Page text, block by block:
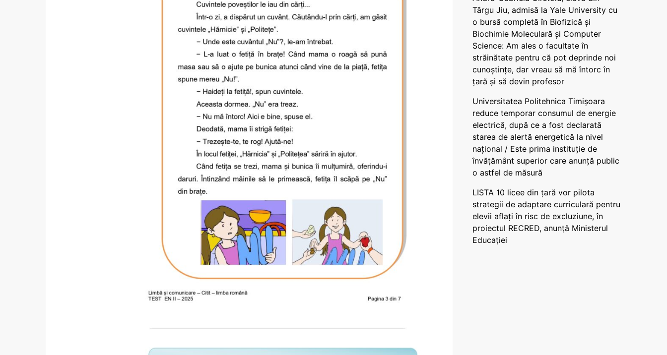
Târgu Jiu, admisă la Yale University cu
o bursă completă în Biofizică și
Biochimie Moleculară și Computer
Science: Am ales o facultate în
străinătate pentru că pot deprinde noi
cunoștințe, dar vreau să mă întorc în
țară și să devin profesor
Universitatea Politehnica Timișoara
reduce temporar consumul de energie
electrică, după ce a fost declarată
starea de alertă energetică la nivel
național / Este prima instituție de
învățământ superior care anunță public
o astfel de măsură
LISTA 10 licee din țară vor pilota
strategii de adaptare curriculară pentru
elevii aflați în risc de excluziune, în
proiectul RECRED, anunță Ministerul
Educației